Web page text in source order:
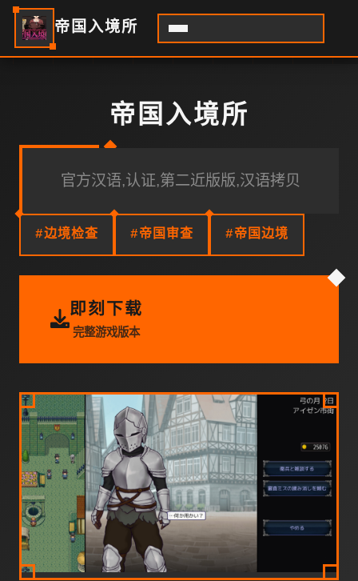
帝国入境所
帝国入境所
官方汉语,认证,第二近版版,汉语拷贝
#边境检查 #帝国审查 #帝国边境
即刻下载
完整游戏版本